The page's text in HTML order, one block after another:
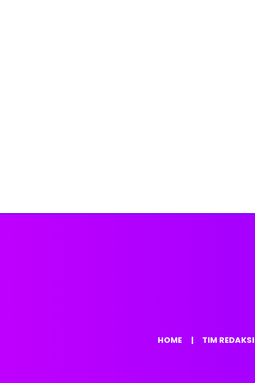
HOME TIM REDAKSI